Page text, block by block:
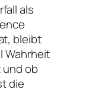
als
bleibt
Wahrheit
und ob
die